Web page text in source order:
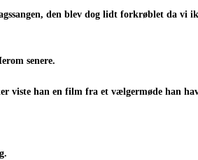
den blev dog lidt forkrøblet da vi
senere.
viste han en film fra et vælgermøde han